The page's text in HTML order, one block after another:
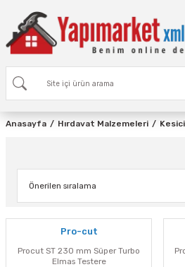
Anasayfa Hırdavat Malzemeleri
Pro-cut
Procut ST 230 mm Süper Turbo
Elmas Testere